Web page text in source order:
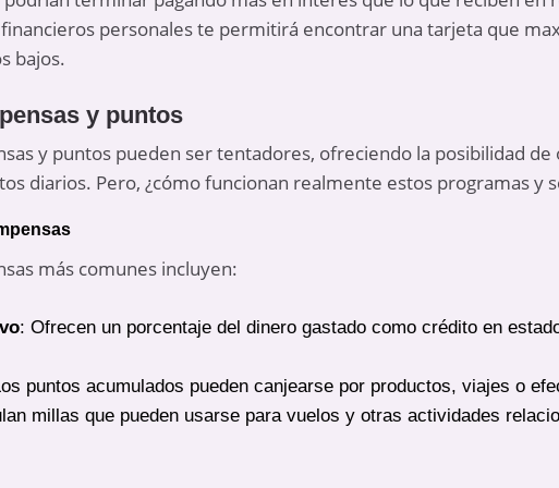
personales te permitirá encontrar una tarjeta que
bajos.
y puntos
y puntos pueden ser tentadores, ofreciendo la posibilidad
diarios. Pero, ¿cómo funcionan realmente estos programas y
más comunes incluyen:
: Ofrecen un porcentaje del dinero gastado como crédito en
puntos acumulados pueden canjearse por productos, viajes o
millas que pueden usarse para vuelos y otras actividades